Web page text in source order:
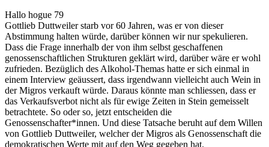
Hallo hogue 79
Gottlieb Duttweiler starb vor 60 Jahren, was er von dieser
Abstimmung halten würde, darüber können wir nur spekulieren.
Dass die Frage innerhalb der von ihm selbst geschaffenen
genossenschaftlichen Strukturen geklärt wird, darüber wäre er wohl
zufrieden. Bezüglich des Alkohol-Themas hatte er sich einmal in
einem Interview geäussert, dass irgendwann vielleicht auch Wein in
der Migros verkauft würde. Daraus könnte man schliessen, dass er
das Verkaufsverbot nicht als für ewige Zeiten in Stein gemeisselt
betrachtete. So oder so, jetzt entscheiden die
Genossenschafter*innen. Und diese Tatsache beruht auf dem Willen
von Gottlieb Duttweiler, welcher der Migros als Genossenschaft die
demokratischen Werte mit auf den Weg gegeben hat.